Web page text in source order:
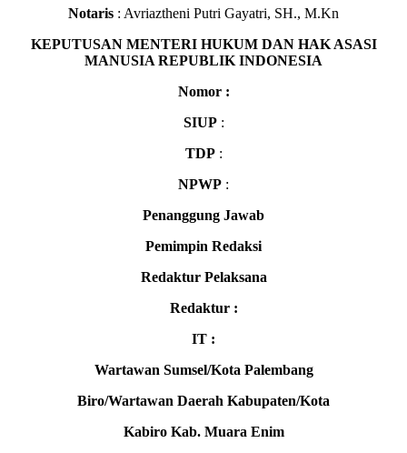
Notaris : Avriaztheni Putri Gayatri, SH., M.Kn
KEPUTUSAN MENTERI HUKUM DAN HAK ASASI
MANUSIA REPUBLIK INDONESIA
Nomor :
SIUP:
TDP:
NPWP :
Penanggung Jawab
Pemimpin Redaksi
Redaktur Pelaksana
Redaktur :
IT :
Wartawan Sumsel/Kota Palembang
Biro/Wartawan Daerah Kabupaten/Kota
Kabiro Kab. Muara Enim